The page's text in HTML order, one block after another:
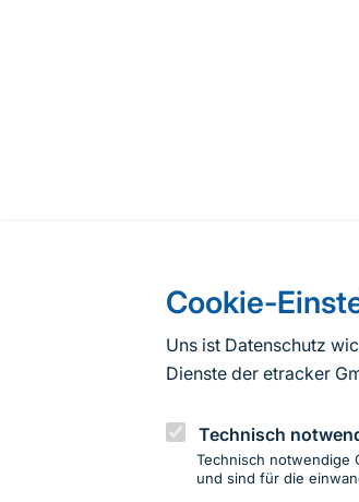
Cookie-
Uns ist Datenschutz
Dienste der etracker
Technisch
Technisch notwendige
und sind für die